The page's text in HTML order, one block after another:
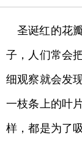
圣诞红的花
子，人们常会
细观察就会发
一枝条上的叶
样，都是为了